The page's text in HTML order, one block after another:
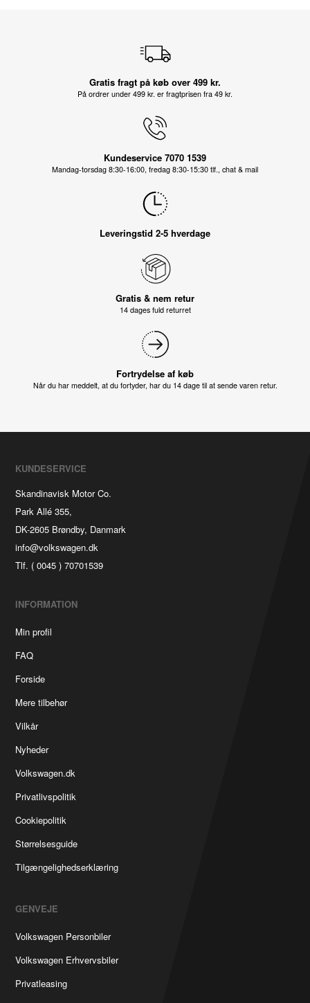
Gratis fragt på køb over 499 kr.
På ordrer under 499 kr. er fragtprisen fra 49 kr.
Kundeservice 7070 1539
Mandag-torsdag 8:30-16:00, fredag 8:30-15:30 tlf., chat & mail
Leveringstid 2-5 hverdage
Gratis & nem retur
14 dages fuld returret
Fortrydelse af køb
Når du har meddelt, at du fortyder, har du 14 dage til at sende varen retur.
KUNDESERVICE
Skandinavisk Motor Co.
Park Allé 355,
DK-2605 Brøndby, Danmark
info@volkswagen.dk
Tlf. ( 0045 ) 70701539
INFORMATION
Min profil
FAQ
Forside
Mere tilbehør
Vilkår
Nyheder
Volkswagen.dk
Privatlivspolitik
Cookiepolitik
Størrelsesguide
Tilgængelighedserklæring
GENVEJE
Volkswagen Personbiler
Volkswagen Erhvervsbiler
Privatleasing